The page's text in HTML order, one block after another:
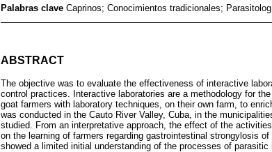
Palabras clave Caprinos; Conocimientos tradicionales;
ABSTRACT
The objective was to evaluate the effectiveness of interactive
control practices. Interactive laboratories are a methodology for
goat farmers with laboratory techniques, on their own farm, to
was conducted in the Cauto River Valley, Cuba, in the
studied. From an interpretative approach, the effect of the
on the learning of farmers regarding gastrointestinal strongylosis
showed a limited initial understanding of the processes of